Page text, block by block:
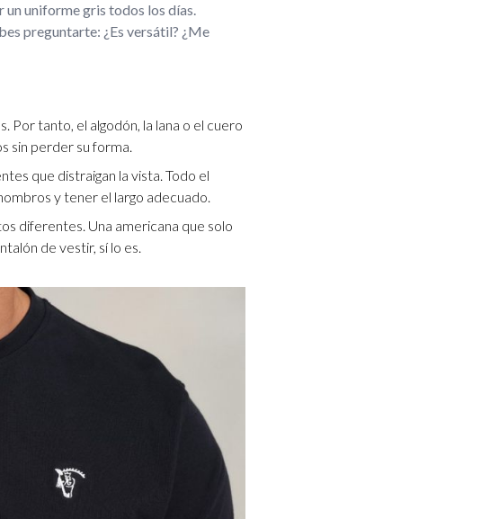
uniforme gris todos los días.
preguntarte: ¿Es versátil? ¿Me
Por tanto, el algodón, la lana o el cuero
sin perder su forma.
que distraigan la vista. Todo el
y tener el largo adecuado.
diferentes. Una americana que solo
de vestir, sí lo es.